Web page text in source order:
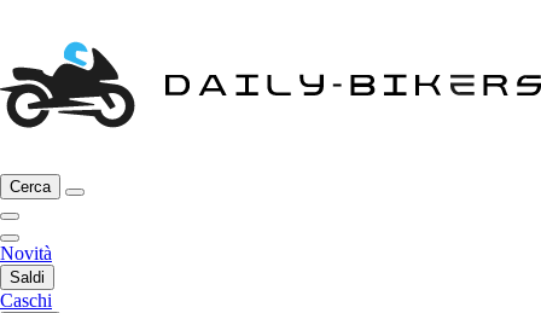
Cerca
Novità
Saldi
Caschi